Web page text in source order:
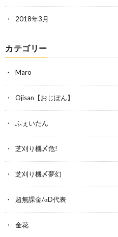
2018年3月
カテゴリー
Maro
Ojisan【おじぽん】
ふぇいたん
芝刈り機〆危!
芝刈り機〆夢幻
超無課金/αD代表
金花